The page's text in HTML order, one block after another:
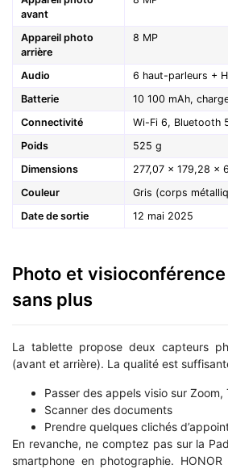
avant
Appareil photo
arrière
8 MP
Audio
6 haut-parleurs +
Batterie
10 100 mAh,
Connectivité
Wi-Fi 6, Bluetooth
Poids
525 g
Dimensions
277,07 × 179,28 ×
Couleur
Gris (corps
Date de sortie
12 mai 2025
Photo et
sans plus
La tablette propose deux capteurs
(avant et arrière). La qualité est
Passer des appels visio sur Zoom,
Scanner des documents
Prendre quelques clichés
En revanche, ne comptez pas sur la
smartphone en photographie.